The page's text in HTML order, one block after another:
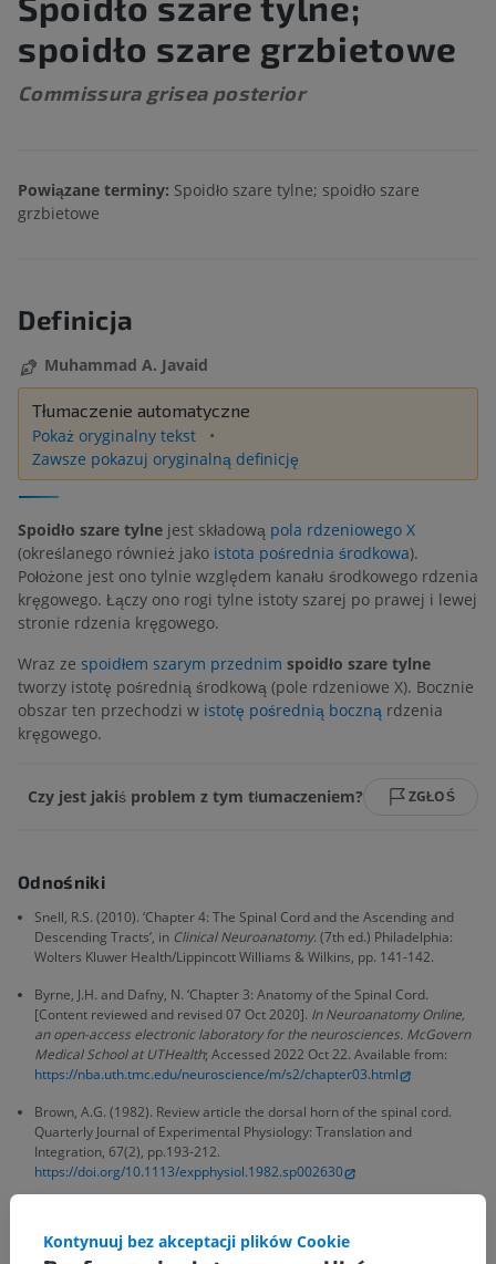
spoidło szare grzbietowe
Commissura grisea posterior
Powiązane terminy: Spoidło szare tylne; spoidło szare
grzbietowe
Definicja
Muhammad A. Javaid
Tłumaczenie automatyczne
Pokaż oryginalny tekst
Zawsze pokazuj oryginalną definicję
Spoidło szare tylne jest składową pola rdzeniowego X
(określanego również jako istota pośrednia środkowa).
Położone jest ono tylnie względem kanału środkowego rdzenia
kręgowego. Łączy ono rogi tylne istoty szarej po prawej i lewej
stronie rdzenia kręgowego.
Wraz ze spoidłem szarym przednim spoidło szare tylne
tworzy istotę pośrednią środkową (pole rdzeniowe X). Bocznie
obszar ten przechodzi w istotę pośrednią boczną rdzenia
kręgowego.
Czy jest jakiś problem z tym tłumaczeniem? ZGŁOŚ
Odnośniki
Snell, R.S. (2010). ‘Chapter 4: The Spinal Cord and the Ascending and
Descending Tracts’, in Clinical Neuroanatomy. (7th ed.) Philadelphia:
Wolters Kluwer Health/Lippincott Williams & Wilkins, pp. 141-142.
Byrne, J.H. and Dafny, N. ‘Chapter 3: Anatomy of the Spinal Cord.
[Content reviewed and revised 07 Oct 2020]. In Neuroanatomy Online,
an open-access electronic laboratory for the neurosciences. McGovern
Medical School at UTHealth; Accessed 2022 Oct 22. Available from:
https://nba.uth.tmc.edu/neuroscience/m/s2/chapter03.html
Brown, A.G. (1982). Review article the dorsal horn of the spinal cord.
Quarterly Journal of Experimental Physiology: Translation and
Integration, 67(2), pp.193-212.
https://doi.org/10.1113/expphysiol.1982.sp002630
Island (FL): StatPearls Publishing; 2022 Jan-. Available from:
Kontynuuj bez akceptacji plików Cookie